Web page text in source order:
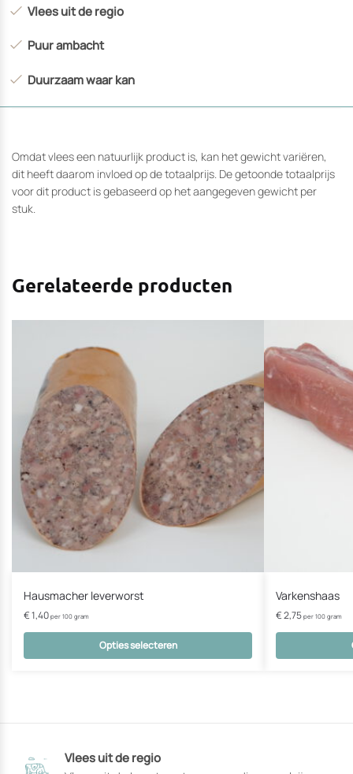
Vlees uit de regio
Puur ambacht
Duurzaam waar kan
Omdat vlees een natuurlijk product is, kan het gewicht variëren,
dit heeft daarom invloed op de totaalprijs. De getoonde totaalprijs
voor dit product is gebaseerd op het aangegeven gewicht per
stuk.
Gerelateerde producten
Hausmacher leverworst
€1,40 per 100 gram
Opties selecteren
op
Varkenshaas
€2,75 per 100 gram
Vlees uit de regio